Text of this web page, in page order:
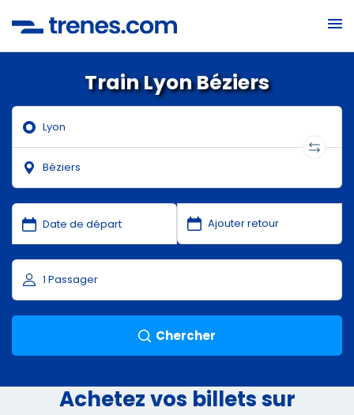
Train Lyon Béziers
Chercher
Achetez vos billets sur